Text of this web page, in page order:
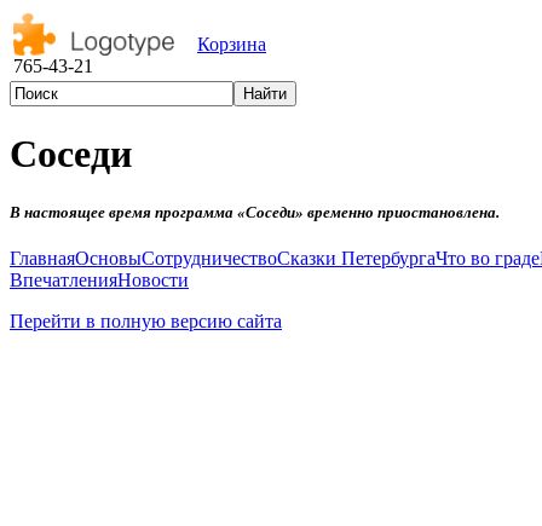
765-43-21
Корзина
Соседи
В настоящее время программа «Соседи» временно приостановлена.
ГлавнаяОсновыСотрудничествоСказки ПетербургаЧто во граде
ВпечатленияНовости
Перейти в полную версию сайта